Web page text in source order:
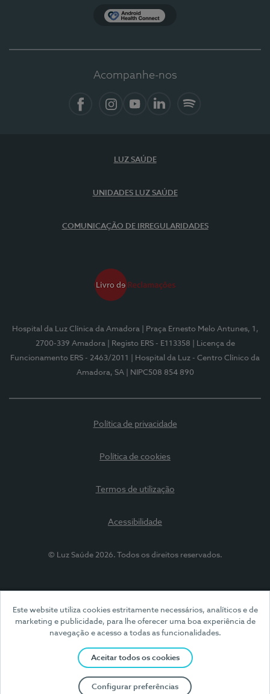
Este website utiliza cookies estritamente necessários, analíticos e de
marketing e publicidade, para lhe oferecer uma boa experiência de
navegação e acesso a todas as funcionalidades.
Aceitar todos os cookies
Configurar preferências
Acompanhe-nos
LUZ SAÚDE
UNIDADES LUZ SAÚDE
COMUNICAÇÃO DE IRREGULARIDADES
Hospital da Luz Clínica da Amadora
| Praça Ernesto Melo Antunes, 1,
2700-339 Amadora
| Registo ERS - E113358
| Licença de
Funcionamento ERS - 2463/2011
| Hospital da Luz - Centro Clínico da
Amadora, SA
| NIPC508 854 890
Política de privacidade
Política de cookies
Termos de utilização
Acessibilidade
© Luz Saúde 2026. Todos os direitos reservados.